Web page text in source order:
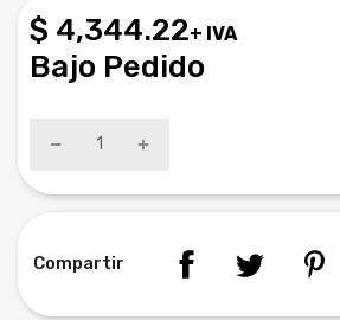
$ 4,344.22+ IVA
Bajo Pedido
Compartir